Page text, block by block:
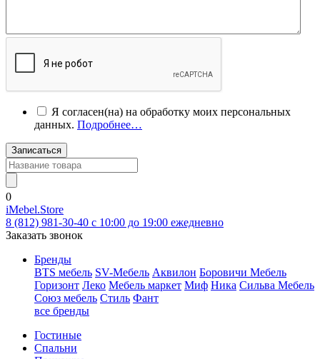
Я согласен(на) на обработку моих персональных
данных. Подробнее…
Записаться
0
iMebel.Store
8 (812) 981-30-40 c 10:00 до 19:00 ежедневно
Заказать звонок
Бренды
BTS мебель SV-Мебель Аквилон Боровичи Мебель
Горизонт Леко Мебель маркет Миф Ника Сильва Мебель
Союз мебель Стиль Фант
все бренды
Гостиные
Спальни